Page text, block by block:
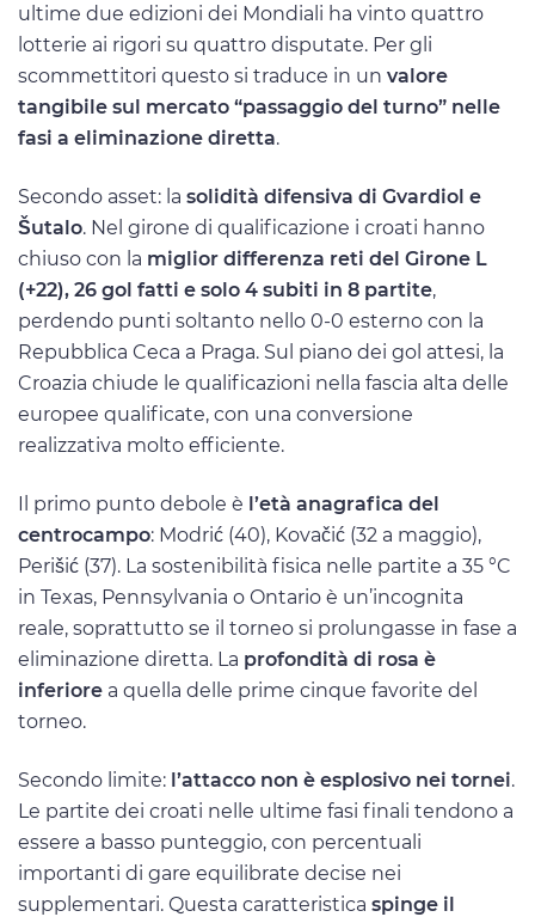
ultime due edizioni dei Mondiali ha vinto quattro
lotterie ai rigori su quattro disputate. Per gli
scommettitori questo si traduce in un valore
tangibile sul mercato “passaggio del turno” nelle
fasi a eliminazione diretta.
Secondo asset: la solidità difensiva di Gvardiol e
Šutalo. Nel girone di qualificazione i croati hanno
chiuso con la miglior differenza reti del Girone L
(+22), 26 gol fatti e solo 4 subiti in 8 partite,
perdendo punti soltanto nello 0-0 esterno con la
Repubblica Ceca a Praga. Sul piano dei gol attesi, la
Croazia chiude le qualificazioni nella fascia alta delle
europee qualificate, con una conversione
realizzativa molto efficiente.
Il primo punto debole è l’età anagrafica del
centrocampo: Modrić (40), Kovačić (32 a maggio),
Perišić (37). La sostenibilità fisica nelle partite a 35 °C
in Texas, Pennsylvania o Ontario è un’incognita
reale, soprattutto se il torneo si prolungasse in fase a
eliminazione diretta. La profondità di rosa è
inferiore a quella delle prime cinque favorite del
torneo.
Secondo limite: l’attacco non è esplosivo nei tornei.
Le partite dei croati nelle ultime fasi finali tendono a
essere a basso punteggio, con percentuali
importanti di gare equilibrate decise nei
supplementari. Questa caratteristica spinge il